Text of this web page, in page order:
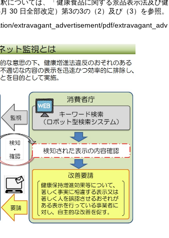
については、「健康食品に関する景品表示法及び健
30 日全部改定）第3の3の（2）及び（3）を参照。
extravagant_advertisement/pdf/extravagant_adv